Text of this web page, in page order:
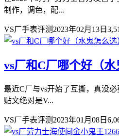
制作，调色，配...
VS厂手表评测 2023年02月13日
vs厂和C厂哪个好（水
最近C厂与vs开始了互撕，真没
贴文绝对是V...
VS厂手表评测 2023年01月08日